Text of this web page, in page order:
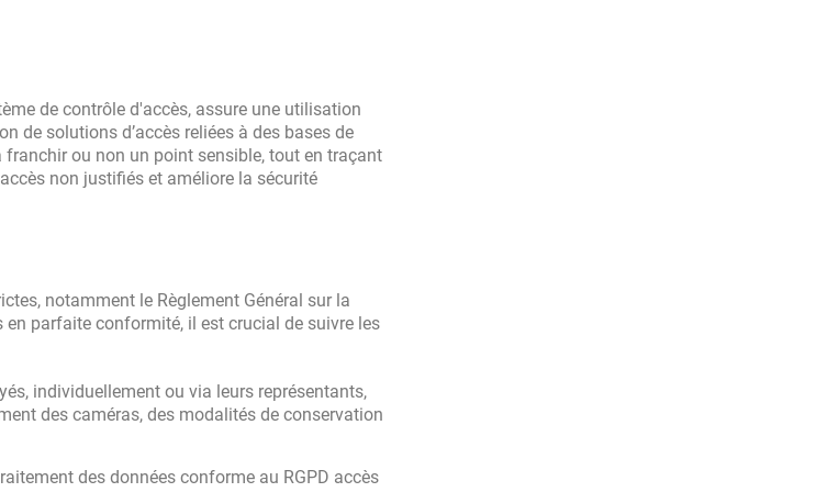
de contrôle d'accès, assure une utilisation
de solutions d’accès reliées à des bases de
ou non un point sensible, tout en traçant
non justifiés et améliore la sécurité
notamment le Règlement Général sur la
parfaite conformité, il est crucial de suivre les
individuellement ou via leurs représentants,
des caméras, des modalités de conservation
des données conforme au RGPD accès